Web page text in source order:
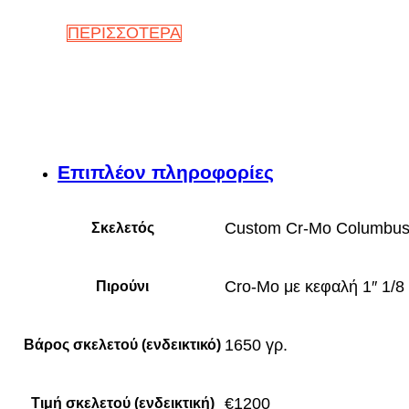
ΠΕΡΙΣΣΟΤΕΡΑ
Επιπλέον πληροφορίες
Σκελετός Custom Cr-Mo
Πιρούνι Cro-Mo με κεφαλή 1″ 1/8
Βάρος σκελετού (ενδεικτικό) 1650 γρ.
Τιμή σκελετού (ενδεικτική) €1200